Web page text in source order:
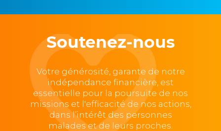
Soutenez-nous
Votre générosité, garante de notre
indépendance financière, est
essentielle pour la poursuite de nos
missions et l'efficacité de nos actions,
dans l’intérêt des personnes
malades et de leurs proches.